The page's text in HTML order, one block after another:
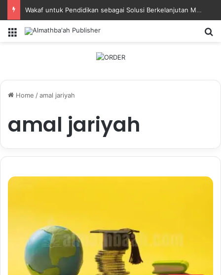
Wakaf untuk Pendidikan sebagai Solusi Berkelanjutan Masa Depan Bangsa
Menu
Home /amal jariyah
amal jariyah